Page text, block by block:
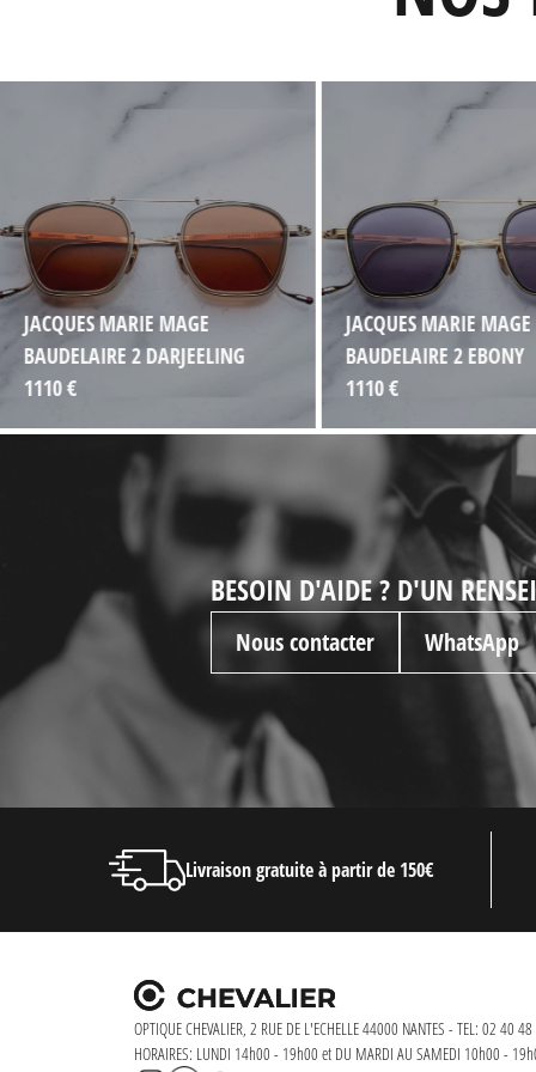
JACQUES MARIE MAGE
BAUDELAIRE 2 DARJEELING
1110 €
JACQUES MARIE MAGE
BAUDELAIRE 2 EBONY
1110 €
BESOIN D'AIDE ? D'UN
Nous contacter WhatsApp
Livraison gratuite à partir de 150€
OPTIQUE CHEVALIER, 2 RUE DE L'ECHELLE 44000 NANTES - TEL: 02 40
HORAIRES: LUNDI 14h00 - 19h00 et DU MARDI AU SAMEDI 10h00 -